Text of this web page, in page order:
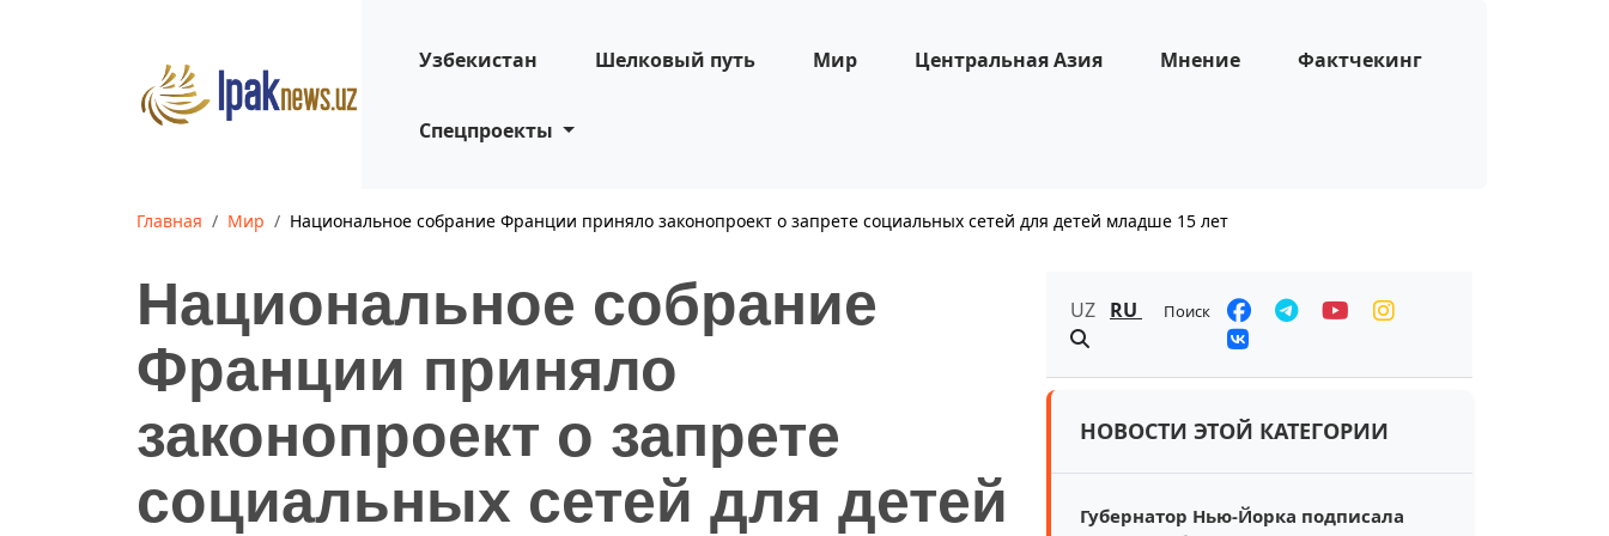
Узбекистан Шелковый путь Мир Центральная Азия Мнение Фактчекинг
Спецпроекты
Главная Мир Национальное собрание Франции приняло законопроект о запрете социальных сетей для детей младше 15 лет
Национальное собрание
Франции приняло
законопроект о запрете
социальных сетей для детей
UZ RU Поиск
НОВОСТИ ЭТОЙ КАТЕГОРИИ
Губернатор Нью-Йорка подписала